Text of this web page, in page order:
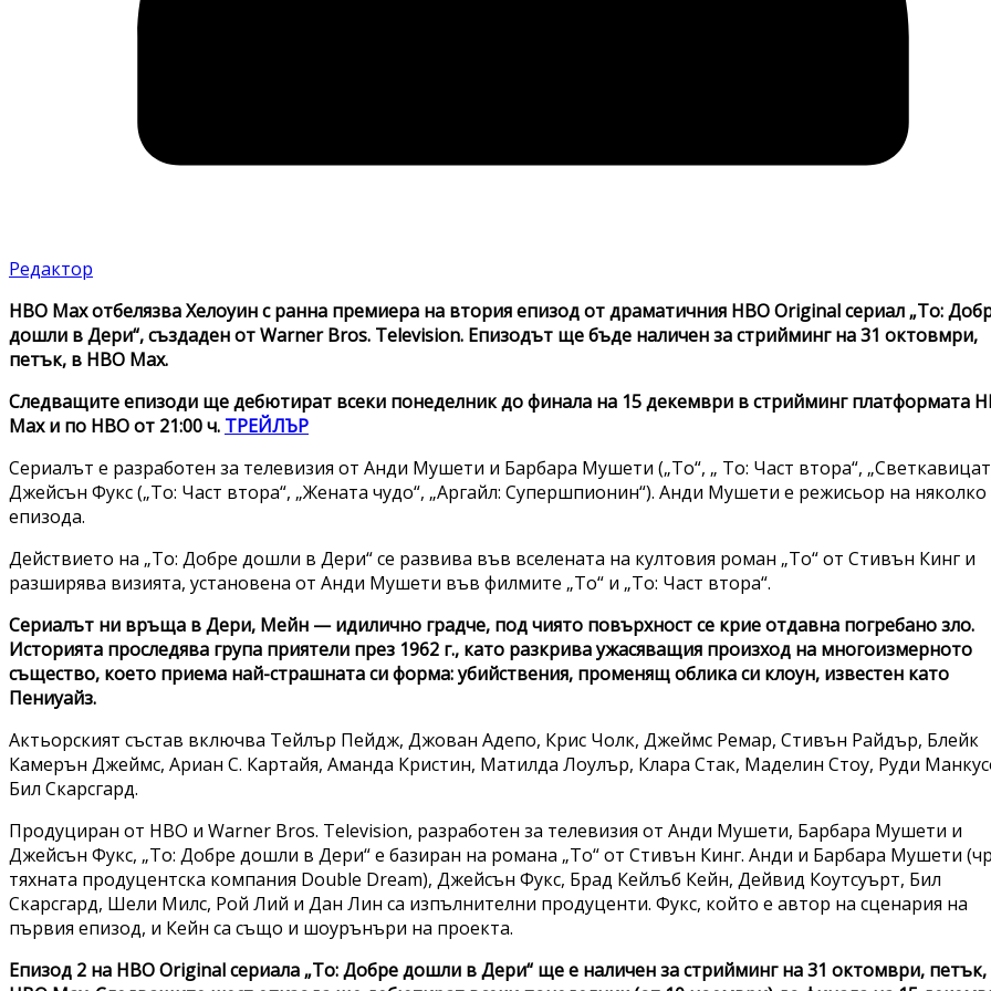
Редактор
HBO Max отбелязва Хелоуин с ранна премиера на втория епизод от драматичния HBO Original сериал „To:
дошли в Дери“, създаден от Warner Bros. Television. Епизодът ще бъде наличен за стрийминг на 31 октовмри,
петък, в HBO Max.
Следващите епизоди ще дебютират всеки понеделник до финала на 15 декември в стрийминг платформата
Max и по HBO от 21:00 ч. ТРЕЙЛЪР
Сериалът е разработен за телевизия от Анди Мушети и Барбара Мушети („То“, „ То: Част втора“,
Джейсън Фукс („То: Част втора“, „Жената чудо“, „Аргайл: Супершпионин“). Анди Мушети е режисьор на няколко
епизода.
Действието на „То: Добре дошли в Дери“ се развива във вселената на култовия роман „То“ от Стивън Кинг и
разширява визията, установена от Анди Мушети във филмите „То“ и „То: Част втора“.
Сериалът ни връща в Дери, Мейн — идилично градче, под чиято повърхност се крие отдавна погребано зло.
Историята проследява група приятели през 1962 г., като разкрива ужасяващия произход на многоизмерното
същество, което приема най-страшната си форма: убийствения, променящ облика си клоун, известен като
Пениуайз.
Актьорският състав включва Тейлър Пейдж, Джован Адепо, Крис Чолк, Джеймс Ремар, Стивън Райдър, Блейк
Камерън Джеймс, Ариан С. Картайя, Аманда Кристин, Матилда Лоулър, Клара Стак, Маделин Стоу, Руди
Бил Скарсгард.
Продуциран от HBO и Warner Bros. Television, разработен за телевизия от Анди Мушети, Барбара Мушети и
Джейсън Фукс, „То: Добре дошли в Дери“ е базиран на романа „То“ от Стивън Кинг. Анди и Барбара Мушети
тяхната продуцентска компания Double Dream), Джейсън Фукс, Брад Кейлъб Кейн, Дейвид Коутсуърт, Бил
Скарсгард, Шели Милс, Рой Лий и Дан Лин са изпълнителни продуценти. Фукс, който е автор на сценария на
първия епизод, и Кейн са също и шоурънъри на проекта.
Епизод 2 на HBO Original сериала „To: Добре дошли в Дери“ ще е наличен за стрийминг на 31 октомври, петък,